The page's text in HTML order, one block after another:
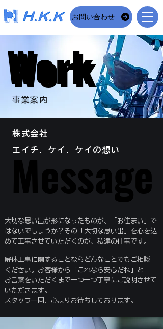
お問い合わせ
Work
Work
​事業案内
株式会社
エイチ．ケイ．ケイの想い
Message
Message
大切な思い出が形になったものが、
「お住まい」で
はないでしょうか？その「大切な思い出」を心を込
めて工事させていただくのが、 私達の仕事です。
解体工事に関することならどんなことでもご相談
ください。 お客様から「これなら安心だね」と
お言葉をいただくまで一つ一つ丁寧にご説明させて
いただきます。
スタッフ一同、心よりお待ちしております。